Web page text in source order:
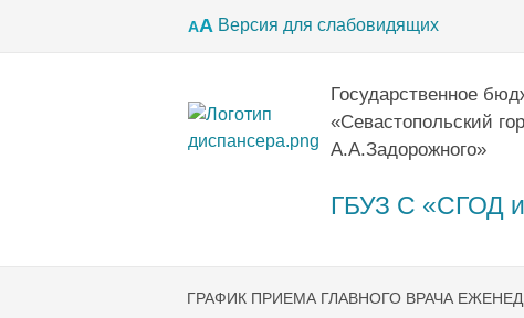
АА Версия для слабовидящих
Государственное
«Севастопольский
А.А.Задорожного»
ГБУЗ С «СГОД
ГРАФИК ПРИЕМА ГЛАВНОГО ВРАЧА